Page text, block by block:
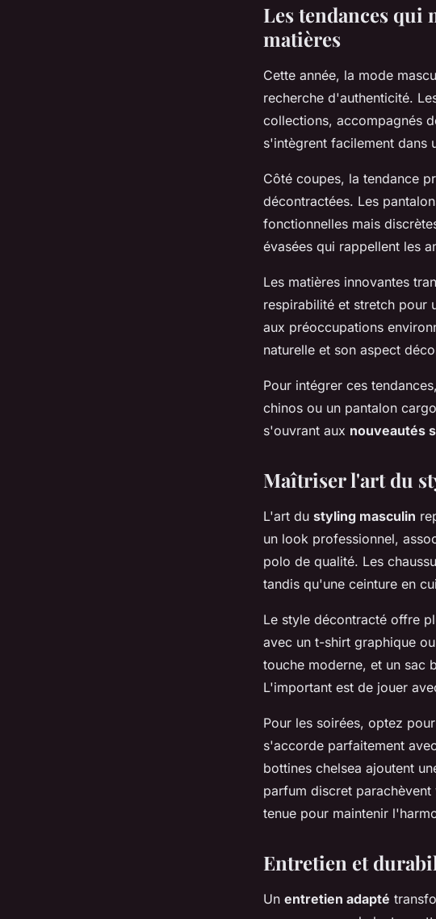
Les tendances qui
matières
Cette année, la mode
recherche d'authenticité.
collections, accompagnés
s'intègrent facilement dans
Côté coupes, la tendance
décontractées. Les
fonctionnelles mais
évasées qui rappellent les
Les matières innovantes
respirabilité et stretch pour
aux préoccupations
naturelle et son aspect
Pour intégrer ces
chinos ou un pantalon
s'ouvrant aux nouveautés
Maîtriser l'art du
L'art du styling masculin
un look professionnel,
polo de qualité. Les
tandis qu'une ceinture en
Le style décontracté offre
avec un t-shirt graphique
touche moderne, et un sac
L'important est de jouer
Pour les soirées, optez
s'accorde parfaitement
bottines chelsea ajoutent
parfum discret
tenue pour maintenir
Entretien et
Un entretien adapté